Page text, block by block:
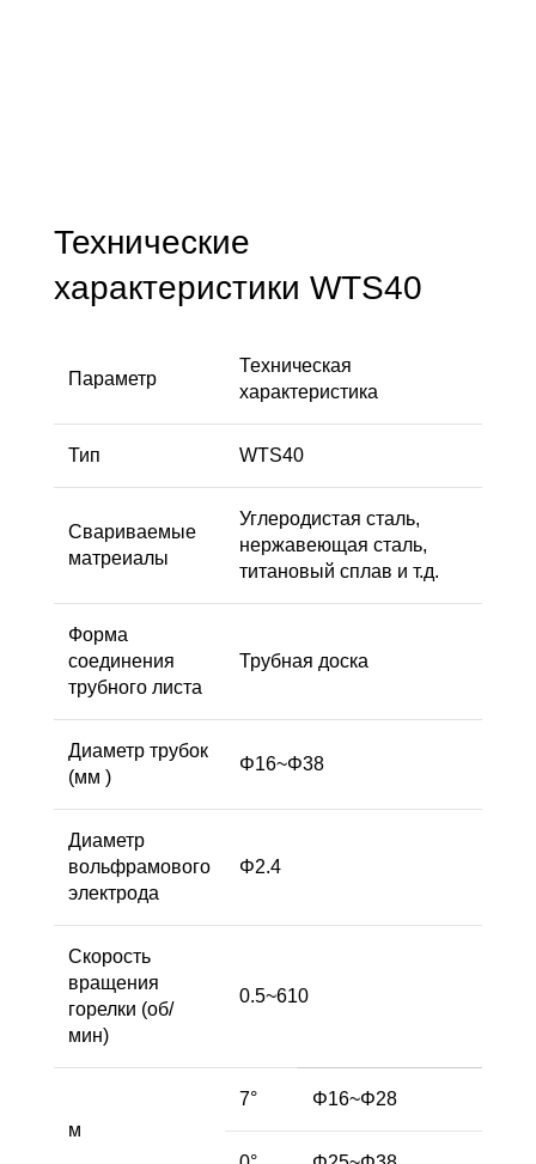
Технические
характеристики WTS40
Параметр
Техническая
характеристика
Тип WTS40
Свариваемые
матреиалы
Углеродистая сталь,
нержавеющая сталь,
титановый сплав и т.д.
Форма
соединения
трубного листа
Трубная доска
Диаметр трубок
(мм )
Φ16~Φ38
Диаметр
вольфрамового
электрода
Φ2.4
Скорость
вращения
горелки (об/
мин)
0.5~610
м
7° Φ16~Φ28